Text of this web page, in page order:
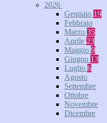
2026
Gennaio 19
Febbraio
Marzo 35
Aprile 23
Maggio 9
Giugno 13
Luglio 6
Agosto
Settembre
Ottobre
Novembre
Dicembre